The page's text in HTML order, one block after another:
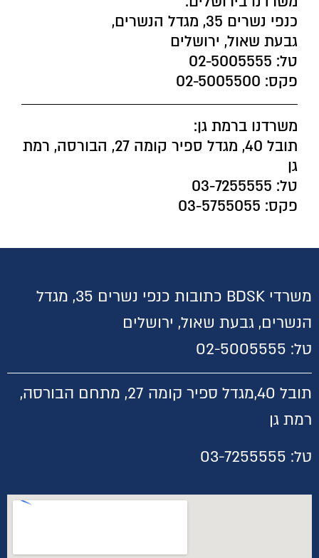
כנפי נשרים 35, מגדל הנשרים,
גבעת שאול, ירושלים
טל: 02-5005555
פקס: 02-5005500
משרדנו ברמת גן:
תובל 40, מגדל ספיר קומה 27, הבורסה, רמת
גן
טל: 03-7255555
פקס: 03-5755055
משרדי BDSK כתובות כנפי נשרים 35, מגדל
הנשרים, גבעת שאול, ירושלים
טל: 02-5005555
תובל 40,
מגדל ספיר קומה 27, מתחם הבורסה,
רמת גן
טל: 03-7255555